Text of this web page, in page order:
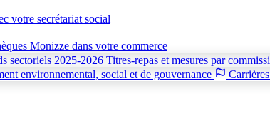
votre secrétariat social
Monizze dans votre commerce
sectoriels 2025-2026 Titres-repas et mesures par
environnemental, social et de gouvernance Carrières